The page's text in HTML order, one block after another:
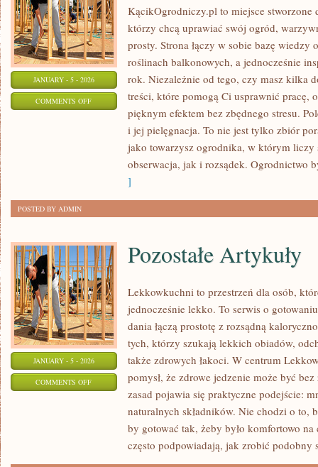
JANUARY - 5 - 2026
COMMENTS OFFON
KącikOgrodniczy.pl to miejsce
którzy chcą uprawiać swój ogród,
prosty. Strona łączy w sobie bazę
roślinach balkonowych, a jednocześnie
rok. Niezależnie od tego, czy masz kilka
treści, które pomogą Ci usprawnić pracę,
pięknym efektem bez zbędnego stresu.
i jej pielęgnacja. To nie jest tylko zbiór
jako towarzysz ogrodnika, w którym liczy
obserwacja, jak i rozsądek. Ogrodnictwo
]
POSTED BY ADMIN
JANUARY - 5 - 2026
COMMENTS OFFON
POZOSTAŁE
ARTYKUŁY
Pozostałe Artykuły
Lekkowkuchni to przestrzeń dla osób,
jednocześnie lekko. To serwis o
dania łączą prostotę z rozsądną
tych, którzy szukają lekkich obiadów,
także zdrowych łakoci. W centrum
pomysł, że zdrowe jedzenie może być
zasad pojawia się praktyczne podejście:
naturalnych składników. Nie chodzi o to,
by gotować tak, żeby było komfortowo
często podpowiadają, jak zrobić podobny